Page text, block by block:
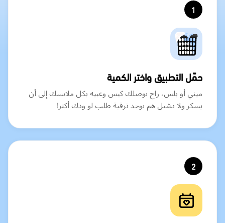
1
حمّل التطبيق واختر الكمية
ميني أو بلس، راح يوصلك كيس وعبيه بكل ملابسك إلى أن
يسكر ولا تشيل هم يوجد ترقية طلب لو ودك أكثر!
2